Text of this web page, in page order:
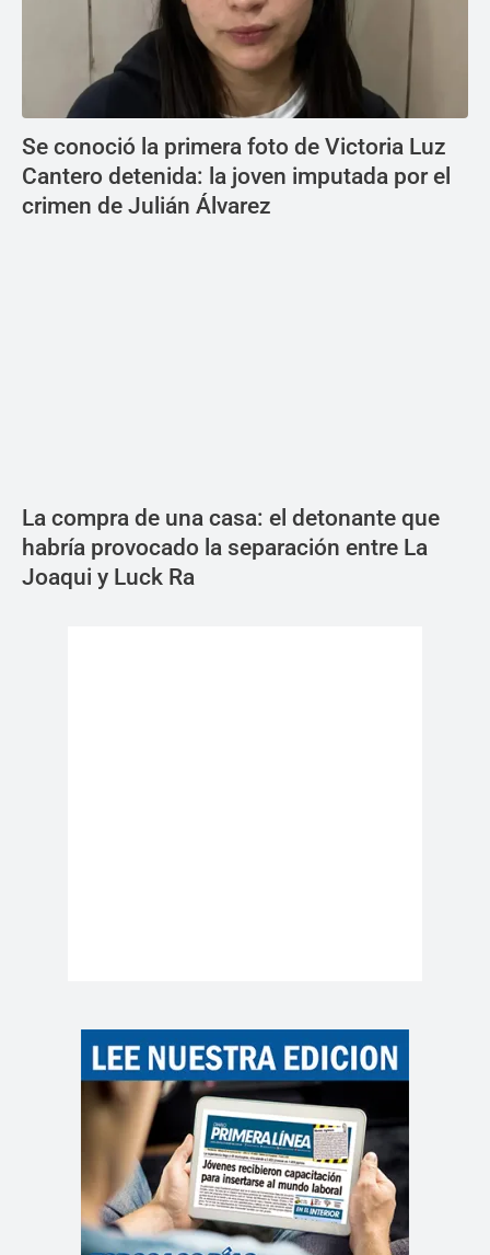
Se conoció la primera foto de Victoria Luz
Cantero detenida: la joven imputada por el
crimen de Julián Álvarez
La compra de una casa: el detonante que
habría provocado la separación entre La
Joaqui y Luck Ra